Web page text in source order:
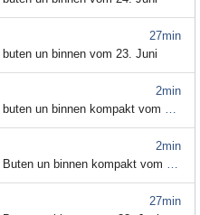
27min
buten un binnen vom 23. Juni
2min
buten un binnen kompakt vom 23. Juni
2min
Buten un binnen kompakt vom 22. Juni
27min